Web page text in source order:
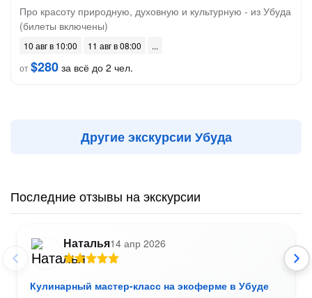
Про красоту природную, духовную и культурную - из Убуда
(билеты включены)
10 авг в 10:00
11 авг в 08:00
от$280 за всё до 2 чел.
Другие экскурсии Убуда
Последние отзывы на экскурсии
Наталья14 апр 2026
Кулинарный мастер-класс на экоферме в Убуде